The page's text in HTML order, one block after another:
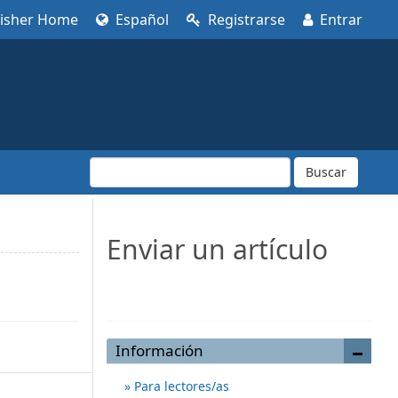
Home Español Registrarse Entrar
Buscar
Enviar un artículo
Información
Para lectores/as